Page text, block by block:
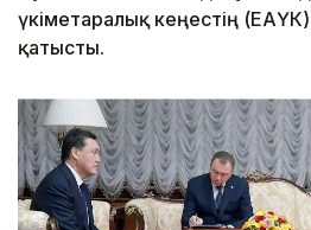
үкіметаралық кеңестің
қатысты.